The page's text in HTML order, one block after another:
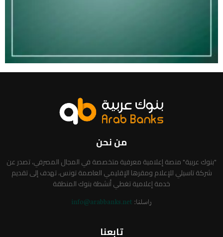
من نحن
"بنوك عربية" منصة إعلامية معرفية متخصصة في المجال المصرفي، تصدر عن
شركة تاسيلي للإعلام ومقرها الإقليمي العاصمة تونس، تهدف إلى تقديم
خدمة إعلامية تغطي أنشطة بنوك المنطقة
راسلنا: info@arabbanks.net
تابعنا